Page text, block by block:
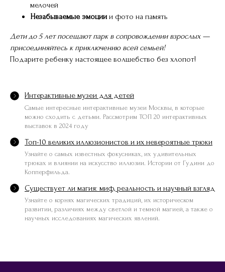
мелочей
Незабываемые эмоции и фото на память
Дети до 5 лет посещают парк в сопровождении взрослых —
присоединяйтесь к приключению всей семьей!
Подарите ребенку настоящее волшебство без хлопот!
Интерактивные музеи для детей
Самые интересные интерактивные музеи Москвы, в которые
можно сходить с детьми. Рассмотрим ТОП 20 интерактивных
выставок в 2024 году
Топ-10 великих иллюзионистов и их невероятные трюки
Узнайте о самых известных фокусниках, их удивительных
трюках и влиянии на искусство иллюзии. Истории от Гудини до
Копперфильда.
Существует ли магия: миф, реальность и научный взгляд
Узнайте о корнях магических традиций, их историческом
развитии, различиях между светлой и темной магией, а также о
научных исследованиях магических явлений.